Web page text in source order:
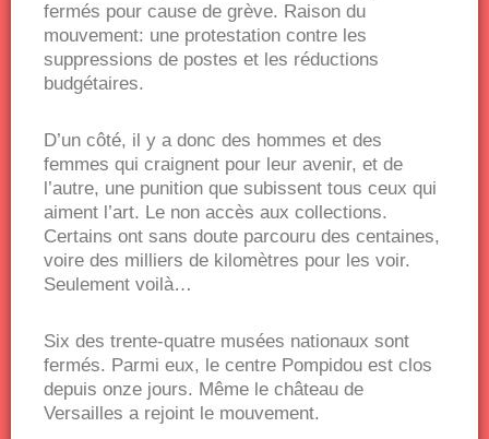
fermés pour cause de grève. Raison du
mouvement: une protestation contre les
suppressions de postes et les réductions
budgétaires.
D’un côté, il y a donc des hommes et des
femmes qui craignent pour leur avenir, et de
l’autre, une punition que subissent tous ceux qui
aiment l’art. Le non accès aux collections.
Certains ont sans doute parcouru des centaines,
voire des milliers de kilomètres pour les voir.
Seulement voilà…
Six des trente-quatre musées nationaux sont
fermés. Parmi eux, le centre Pompidou est clos
depuis onze jours. Même le château de
Versailles a rejoint le mouvement.